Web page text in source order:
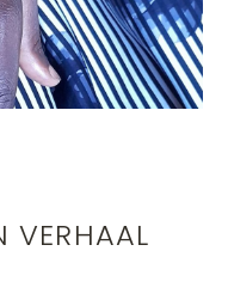
VERHAAL